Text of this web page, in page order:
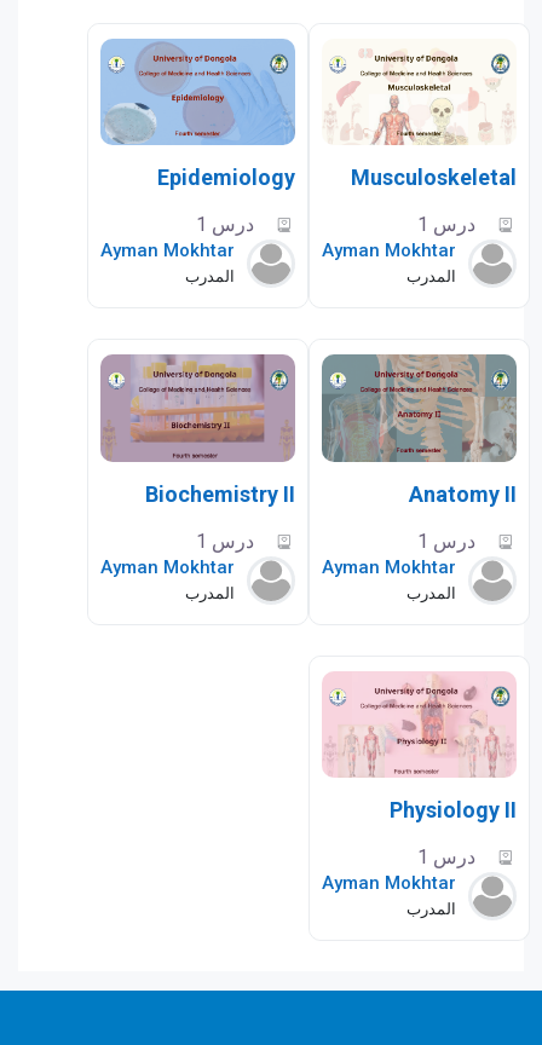
Musculoskeletal
درس 1
Ayman Mokhtar
المدرب
Epidemiology
درس 1
Ayman Mokhtar
المدرب
Anatomy II
درس 1
Ayman Mokhtar
المدرب
Biochemistry II
درس 1
Ayman Mokhtar
المدرب
Physiology II
درس 1
Ayman Mokhtar
المدرب